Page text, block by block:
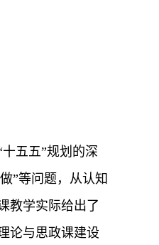
五五”规划的深
”等问题 ， 从认知
教学实际给出了
论与思政课建设